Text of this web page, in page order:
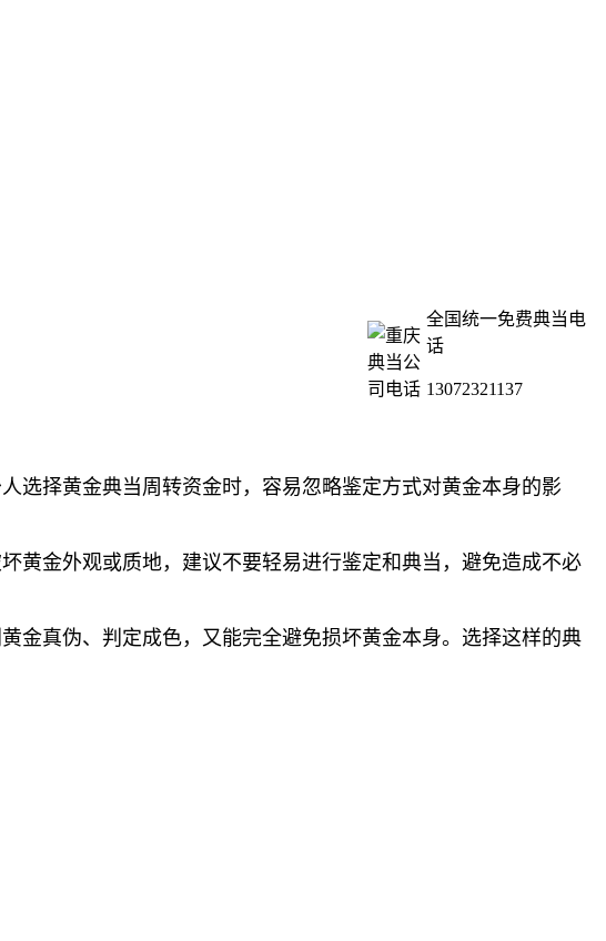
全国统一免费典当电
话
13072321137
选择黄金典当周转资金时，容易忽略鉴定方式对黄金本身的影
黄金外观或质地，建议不要轻易进行鉴定和典当，避免造成不必
金真伪、判定成色，又能完全避免损坏黄金本身。选择这样的典